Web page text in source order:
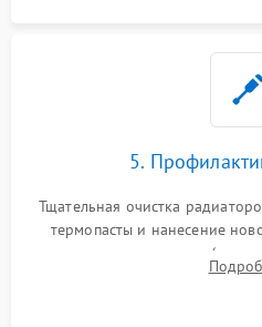
5.
Тщательная очистка
термопасты и нанесение
теплопроводностью (или
термопрокладок. Аккуратная